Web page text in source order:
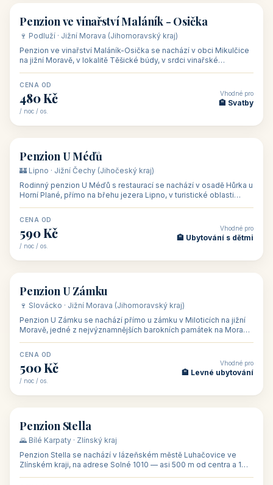
🏡 penzion
Penzion ve vinařství Maláník - Osička
🍷 Podluží · Jižní Morava (Jihomoravský kraj)
Penzion ve vinařství Maláník-Osička se nachází v obci Mikulčice
na jižní Moravě, v lokalitě Těšické búdy, v srdci vinařské
CENA OD
480 Kč
/ noc / os.
Vhodné pro
🏨 Svatby
🏡 penzion
Penzion U Méďů
🏰 Lipno · Jižní Čechy (Jihočeský kraj)
Rodinný penzion U Méďů s restaurací se nachází v osadě Hůrka u
Horní Plané, přímo na břehu jezera Lipno, v turistické oblasti
CENA OD
590 Kč
/ noc / os.
Vhodné pro
🏨 Ubytování s dětmi
🏡 penzion
Penzion U Zámku
🍷 Slovácko · Jižní Morava (Jihomoravský kraj)
Penzion U Zámku se nachází přímo u zámku v Miloticích na jižní
Moravě, jedné z nejvýznamnějších barokních památek na Moravě,
CENA OD
500 Kč
/ noc / os.
Vhodné pro
🏨 Levné ubytování
🏡 penzion
Penzion Stella
🌄 Bílé Karpaty · Zlínský kraj
Penzion Stella se nachází v lázeňském městě Luhačovice ve
Zlínském kraji, na adrese Solné 1010 — asi 500 m od centra a 1